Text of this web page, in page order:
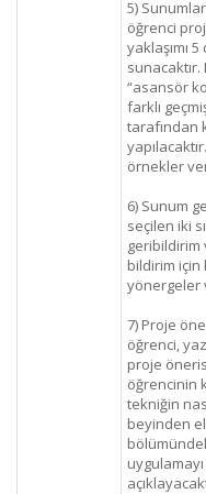
5)
öğrenci
yaklaşımı
“asansör
farklı
tarafından
örnekler
6) Sunum
seçilen iki
geribildirim
bildirim için
yönergeler
7) Proje
öğrenci,
proje
öğrencinin
tekniğin
beyinden